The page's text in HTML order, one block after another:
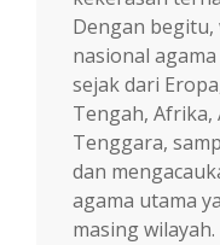
Dengan begitu,
nasional
sejak dari
Tengah, Afrika,
Tenggara,
dan
agama utama
masing wilayah.